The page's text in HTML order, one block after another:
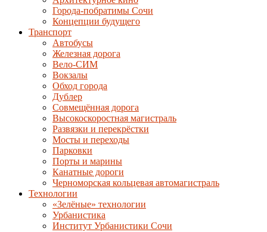
Города-побратимы Сочи
Концепции будущего
Транспорт
Автобусы
Железная дорога
Вело-СИМ
Вокзалы
Обход города
Дублер
Совмещённая дорога
Высокоскоростная магистраль
Развязки и перекрёстки
Мосты и переходы
Парковки
Порты и марины
Канатные дороги
Черноморская кольцевая автомагистраль
Технологии
«Зелёные» технологии
Урбанистика
Институт Урбанистики Сочи